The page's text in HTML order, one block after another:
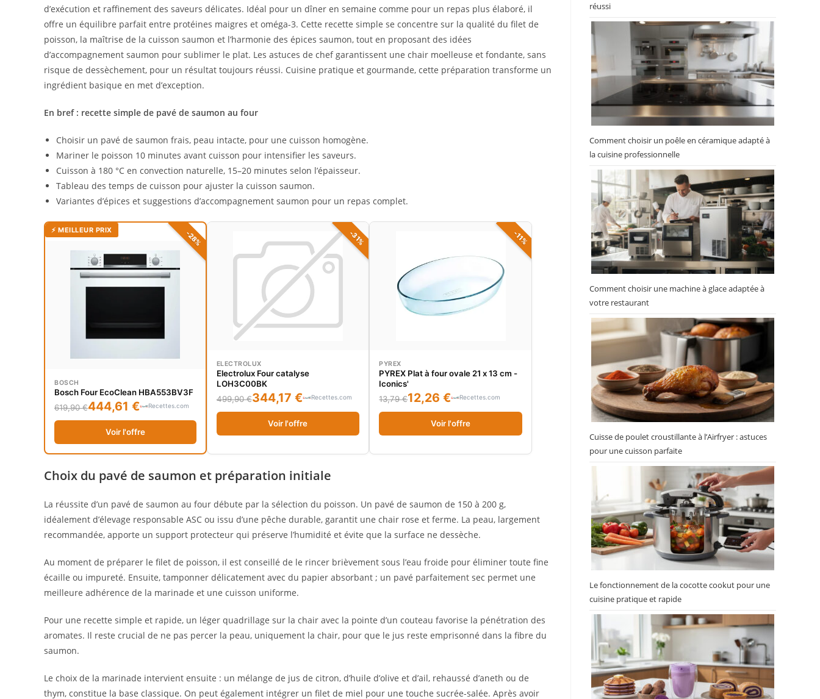
d’exécution et raffinement des saveurs délicates. Idéal pour un dîner en semaine comme pour un repas plus élaboré, il
offre un équilibre parfait entre protéines maigres et oméga-3. Cette recette simple se concentre sur la qualité du filet de
poisson, la maîtrise de la cuisson saumon et l’harmonie des épices saumon, tout en proposant des idées
d’accompagnement saumon pour sublimer le plat. Les astuces de chef garantissent une chair moelleuse et fondante, sans
risque de dessèchement, pour un résultat toujours réussi. Cuisine pratique et gourmande, cette préparation transforme un
ingrédient basique en met d’exception.
En bref : recette simple de pavé de saumon au four
Choisir un pavé de saumon frais, peau intacte, pour une cuisson homogène.
Mariner le poisson 10 minutes avant cuisson pour intensifier les saveurs.
Cuisson à 180 °C en convection naturelle, 15–20 minutes selon l’épaisseur.
Tableau des temps de cuisson pour ajuster la cuisson saumon.
Variantes d’épices et suggestions d’accompagnement saumon pour un repas complet.
-28%
⚡ MEILLEUR PRIX
BOSCH
Bosch Four EcoClean HBA553BV3F
619,90 €444,61 € Recettes.com
Voir l'offre
-31%
ELECTROLUX
Electrolux Four catalyse
LOH3C00BK
499,90 €344,17 € Recettes.com
Voir l'offre
-11%
PYREX
PYREX Plat à four ovale 21 x 13 cm -
Iconics'
13,79 €12,26 € Recettes.com
Voir l'offre
Choix du pavé de saumon et préparation initiale
La réussite d’un pavé de saumon au four débute par la sélection du poisson. Un pavé de saumon de 150 à 200 g,
idéalement d’élevage responsable ASC ou issu d’une pêche durable, garantit une chair rose et ferme. La peau, largement
recommandée, apporte un support protecteur qui préserve l’humidité et évite que la surface ne dessèche.
Au moment de préparer le filet de poisson, il est conseillé de le rincer brièvement sous l’eau froide pour éliminer toute fine
écaille ou impureté. Ensuite, tamponner délicatement avec du papier absorbant ; un pavé parfaitement sec permet une
meilleure adhérence de la marinade et une cuisson uniforme.
Pour une recette simple et rapide, un léger quadrillage sur la chair avec la pointe d’un couteau favorise la pénétration des
aromates. Il reste crucial de ne pas percer la peau, uniquement la chair, pour que le jus reste emprisonné dans la fibre du
saumon.
Le choix de la marinade intervient ensuite : un mélange de jus de citron, d’huile d’olive et d’ail, rehaussé d’aneth ou de
thym, constitue la base classique. On peut également intégrer un filet de miel pour une touche sucrée-salée. Après avoir
réussi
Comment choisir un poêle en céramique adapté à
la cuisine professionnelle
Comment choisir une machine à glace adaptée à
votre restaurant
Cuisse de poulet croustillante à l’Airfryer : astuces
pour une cuisson parfaite
Le fonctionnement de la cocotte cookut pour une
cuisine pratique et rapide